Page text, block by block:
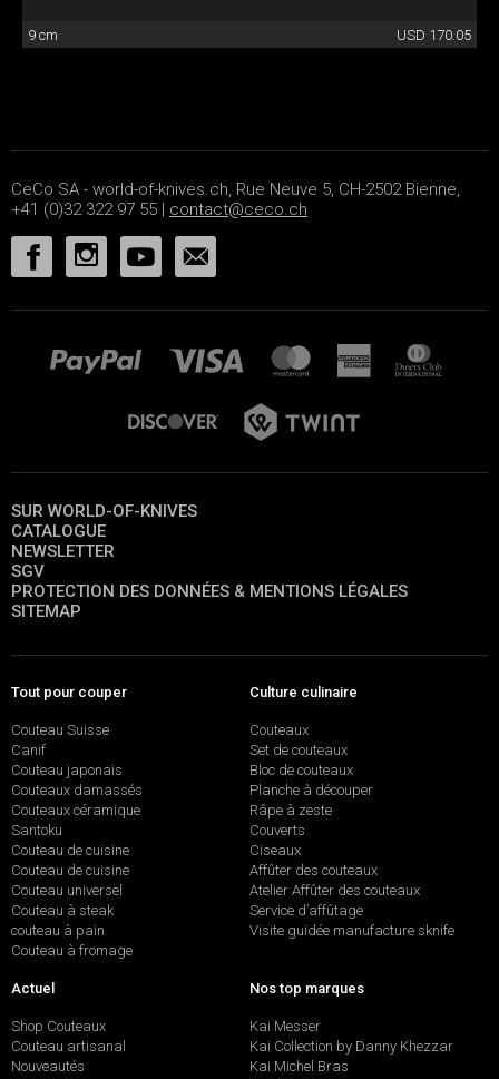
9 cm USD 170.05
CeCo SA - world-of-knives.ch, Rue Neuve 5, CH-2502 Bienne,
+41 (0)32 322 97 55 | contact@ceco.ch
SUR WORLD-OF-KNIVES
CATALOGUE
NEWSLETTER
SGV
PROTECTION DES DONNÉES & MENTIONS LÉGALES
SITEMAP
Tout pour couper
Couteau Suisse
Canif
Couteau japonais
Couteaux damassés
Couteaux céramique
Santoku
Couteau de cuisine
Couteau de cuisine
Couteau universel
Couteau à steak
couteau à pain
Couteau à fromage
Culture culinaire
Couteaux
Set de couteaux
Bloc de couteaux
Planche à découper
Râpe à zeste
Couverts
Ciseaux
Affûter des couteaux
Atelier Affûter des couteaux
Service d’affûtage
Visite guidée manufacture sknife
Actuel
Shop Couteaux
Couteau artisanal
Nouveautés
Nos top marques
Kai Messer
Kai Collection by Danny Khezzar
Kai Michel Bras